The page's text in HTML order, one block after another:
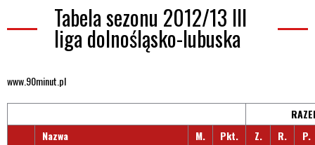
Tabela sezonu 2012/13 III
liga dolnośląsko-lubuska
www.90minut.pl
Nazwa
M. Pkt. Z. R.
P.